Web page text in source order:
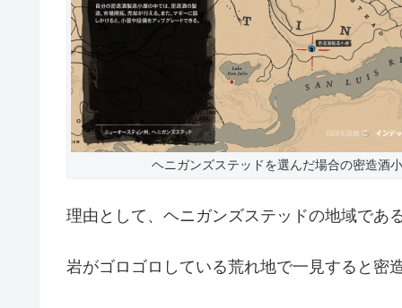
ヘニガンズステッドを選んだ場合の密造酒
理由として、ヘニガンズステッドの地域であ
岩がゴロゴロしている荒れ地で一見すると密